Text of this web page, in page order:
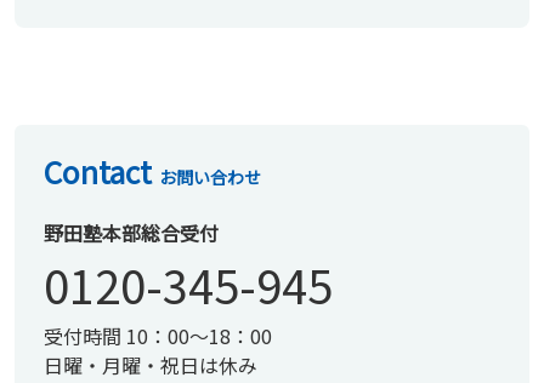
Contact お問い合わせ
野田塾本部総合受付
0120-345-945
受付時間 10：00～18：00
日曜・月曜・祝日は休み